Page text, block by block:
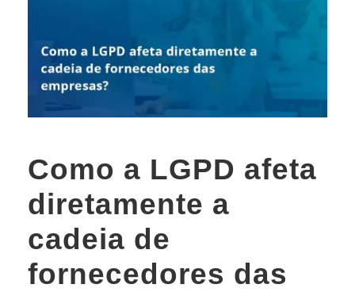
Como a LGPD afeta
diretamente a
cadeia de
fornecedores das